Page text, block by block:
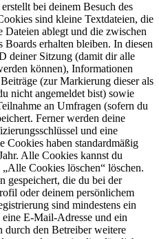
bei deinem Besuch des
sind kleine Textdateien, die
Dateien ablegt und die zwischen
erhalten bleiben. In diesen
deiner Sitzung (damit dir alle
können), Informationen
(zur Markierung dieser als
nicht angemeldet bist) sowie
an Umfragen (sofern du
Ferner werden deine
und eine
Cookies haben standardmäßig
Alle Cookies kannst du
Cookies löschen“ löschen.
gespeichert, die du bei der
oder deinem persönlichem
sind mindestens ein
E-Mail-Adresse und ein
durch den Betreiber weitere